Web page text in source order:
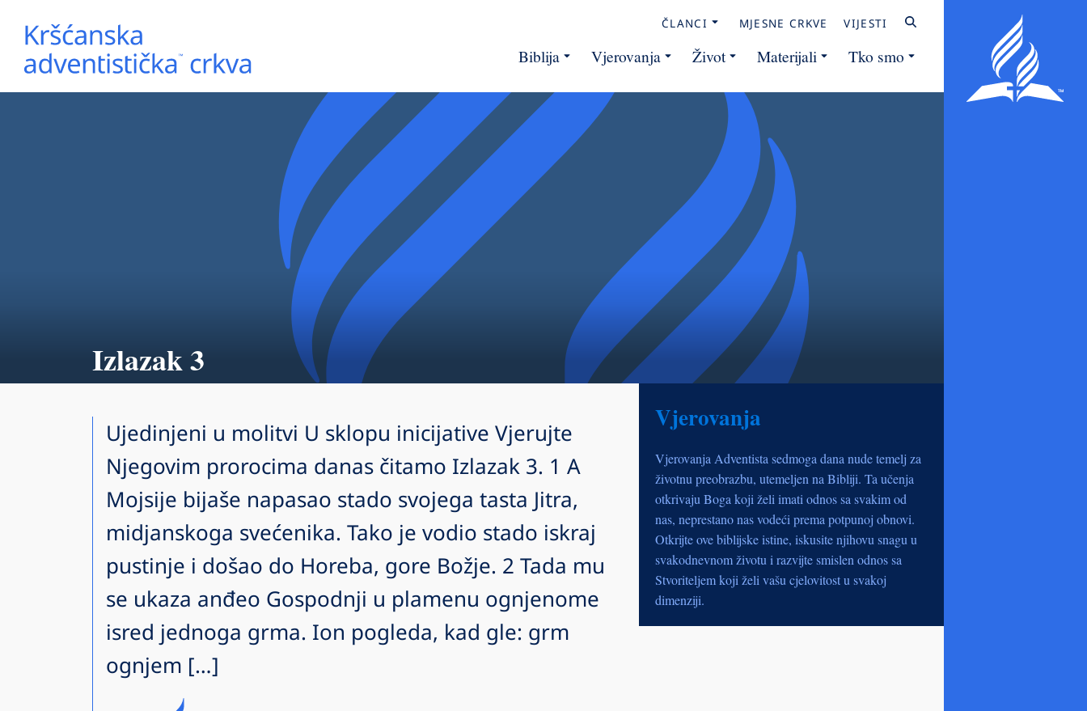
ČLANCI MJESNE CRKVE VIJESTI
Biblija Vjerovanja Život Materijali Tko smo
Izlazak 3
Ujedinjeni u molitvi U sklopu inicijative Vjerujte
Njegovim prorocima danas čitamo Izlazak 3. 1 A
Mojsije bijaše napasao stado svojega tasta Jitra,
midjanskoga svećenika. Tako je vodio stado iskraj
pustinje i došao do Horeba, gore Božje. 2 Tada mu
se ukaza anđeo Gospodnji u plamenu ognjenome
isred jednoga grma. Ion pogleda, kad gle: grm
ognjem […]
Vjerovanja
Vjerovanja Adventista sedmoga dana nude temelj za
životnu preobrazbu, utemeljen na Bibliji. Ta učenja
otkrivaju Boga koji želi imati odnos sa svakim od
nas, neprestano nas vodeći prema potpunoj obnovi.
Otkrijte ove biblijske istine, iskusite njihovu snagu u
svakodnevnom životu i razvijte smislen odnos sa
Stvoriteljem koji želi vašu cjelovitost u svakoj
dimenziji.